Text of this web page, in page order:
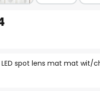
LED spot lens mat mat wit/